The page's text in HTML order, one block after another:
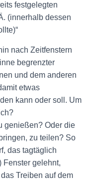
festgelegten
(innerhalb dessen
nach Zeitfenstern
begrenzter
und dem anderen
etwas
kann oder soll. Um
genießen? Oder die
zu teilen? So
das tagtäglich
Fenster gelehnt,
Treiben auf dem